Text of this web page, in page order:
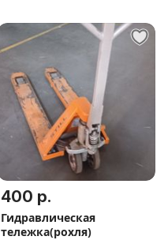
400 р.
Гидравлическая
тележка(рохля)